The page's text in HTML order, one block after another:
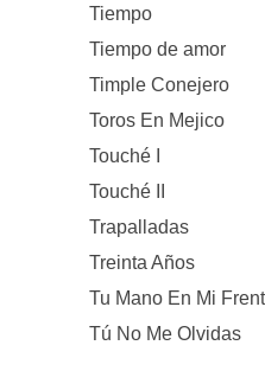
Tiempo
Tiempo de amor
Timple Conejero
Toros En Mejico
Touché I
Touché II
Trapalladas
Treinta Años
Tu Mano En Mi
Tú No Me Olvidas